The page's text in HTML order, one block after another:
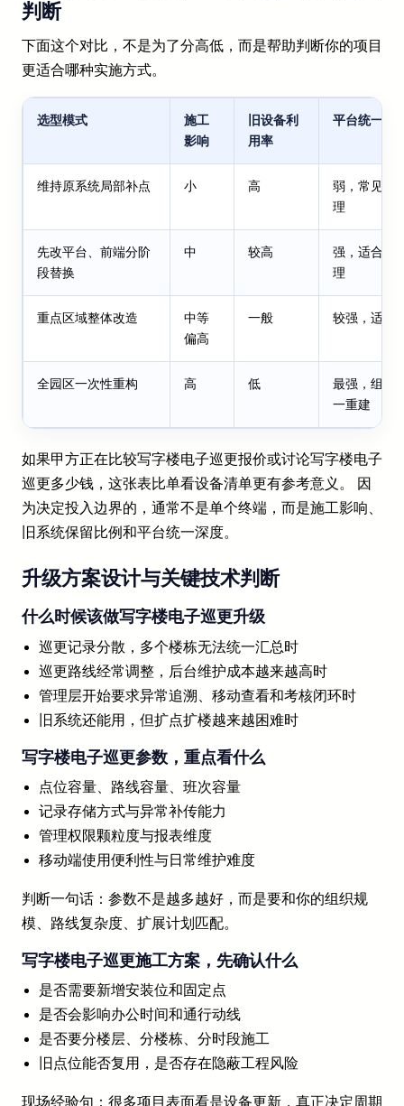
判断
下面这个对比，不是为了分高低，而是帮助判断你的项目
更适合哪种实施方式。
选型模式
施工
影响
旧设备利
用率
平台统一能
维持原系统局部补点 小 高
弱，常见各
理
先改平台、前端分阶
段替换
中 较高
强，适合跨
理
重点区域整体改造
中等
偏高
一般 较强，适合
全园区一次性重构 高 低
最强，组织
一重建
如果甲方正在比较写字楼电子巡更报价或讨论写字楼电子
巡更多少钱，这张表比单看设备清单更有参考意义。 因
为决定投入边界的，通常不是单个终端，而是施工影响、
旧系统保留比例和平台统一深度。
升级方案设计与关键技术判断
什么时候该做写字楼电子巡更升级
巡更记录分散，多个楼栋无法统一汇总时
巡更路线经常调整，后台维护成本越来越高时
管理层开始要求异常追溯、移动查看和考核闭环时
旧系统还能用，但扩点扩楼越来越困难时
写字楼电子巡更参数，重点看什么
点位容量、路线容量、班次容量
记录存储方式与异常补传能力
管理权限颗粒度与报表维度
移动端使用便利性与日常维护难度
判断一句话：参数不是越多越好，而是要和你的组织规
模、路线复杂度、扩展计划匹配。
写字楼电子巡更施工方案，先确认什么
是否需要新增安装位和固定点
是否会影响办公时间和通行动线
是否要分楼层、分楼栋、分时段施工
旧点位能否复用，是否存在隐蔽工程风险
现场经验句：很多项目表面看是设备更新，真正决定周期